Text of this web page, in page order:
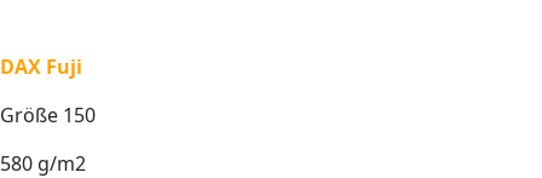
DAX Fuji
Größe 150
580 g/m2